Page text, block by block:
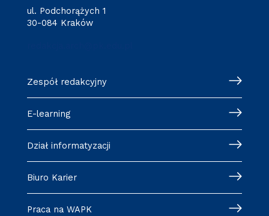
ul. Podchorążych 1
30-084 Kraków
Zespół redakcyjny
E-learning
Dział informatyzacji
Biuro Karier
Praca na WAPK